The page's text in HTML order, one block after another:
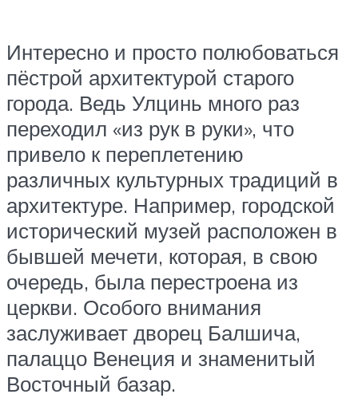
Интересно и просто полюбоваться
пёстрой архитектурой старого
города. Ведь Улцинь много раз
переходил «из рук в руки», что
привело к переплетению
различных культурных традиций в
архитектуре. Например, городской
исторический музей расположен в
бывшей мечети, которая, в свою
очередь, была перестроена из
церкви. Особого внимания
заслуживает дворец Балшича,
палаццо Венеция и знаменитый
Восточный базар.